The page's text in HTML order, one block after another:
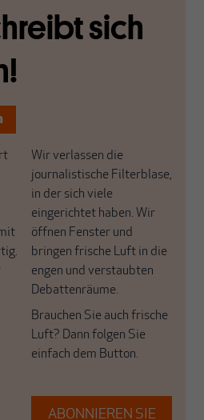
sich
Wir verlassen die
journalistische Filterblase,
in der sich viele
eingerichtet haben. Wir
öffnen Fenster und
bringen frische Luft in die
engen und verstaubten
Debattenräume.
Brauchen Sie auch frische
Luft? Dann folgen Sie
einfach dem Button.
ABONNIEREN SIE